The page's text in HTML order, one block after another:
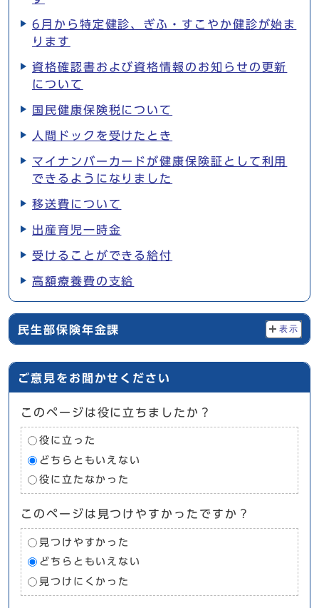
6月から特定健診、ぎふ・すこやか健診が始ま
ります
資格確認書および資格情報のお知らせの更新
について
国民健康保険税について
人間ドックを受けたとき
マイナンバーカードが健康保険証として利用
できるようになりました
移送費について
出産育児一時金
受けることができる給付
高額療養費の支給
民生部保険年金課 表示
ご意見をお聞かせください
このページは役に立ちましたか？
役に立った
どちらともいえない
役に立たなかった
このページは見つけやすかったですか？
見つけやすかった
どちらともいえない
見つけにくかった